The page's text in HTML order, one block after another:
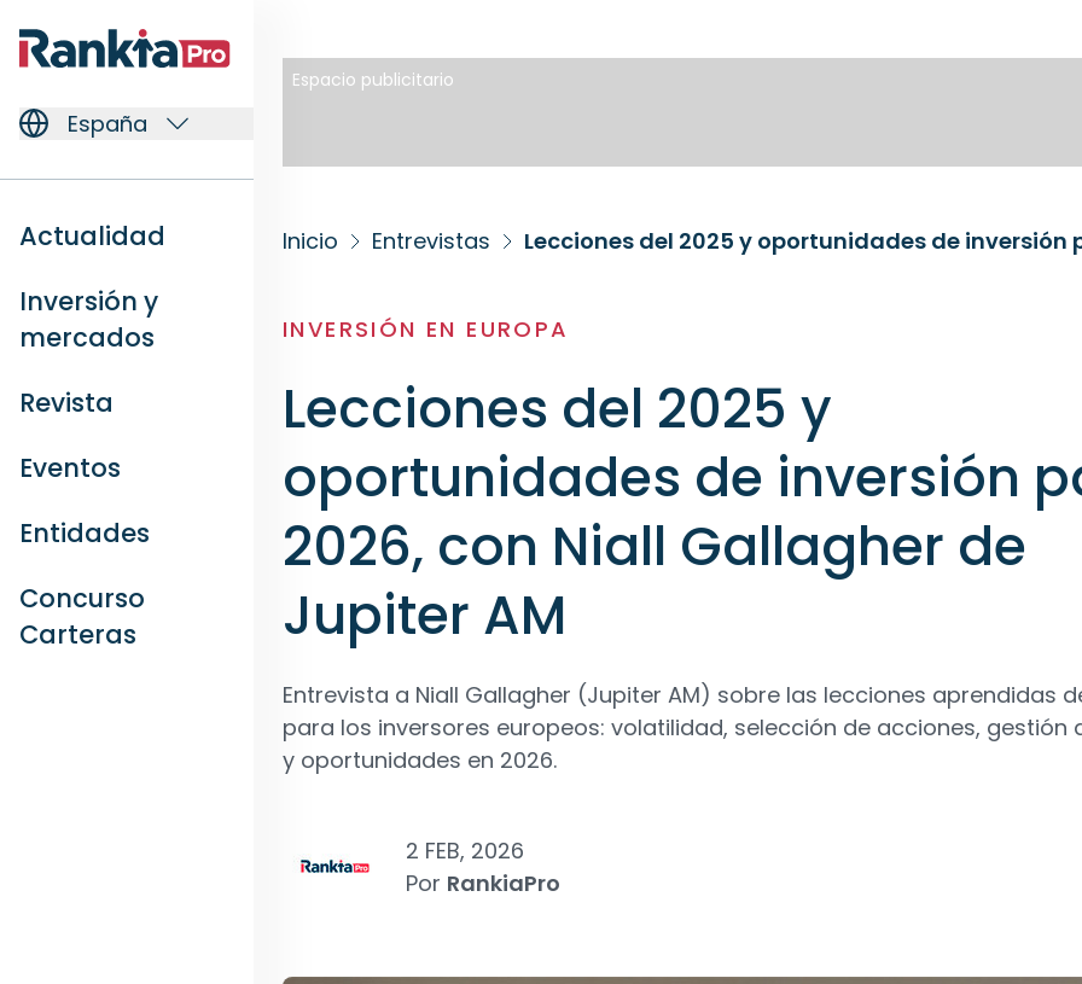
España
Actualidad
Inversión y
mercados
Revista
Eventos
Entidades
Concurso
Carteras
Espacio publicitario
Inicio Entrevistas
INVERSIÓN EN EUROPA
Lecciones del 2025 y
oportunidades de inversión
2026, con Niall Gallagher de
Jupiter AM
Entrevista a Niall Gallagher (Jupiter AM) sobre las lecciones aprendidas
para los inversores europeos: volatilidad, selección de acciones, gestión
y oportunidades en 2026.
2 FEB, 2026
Por RankiaPro